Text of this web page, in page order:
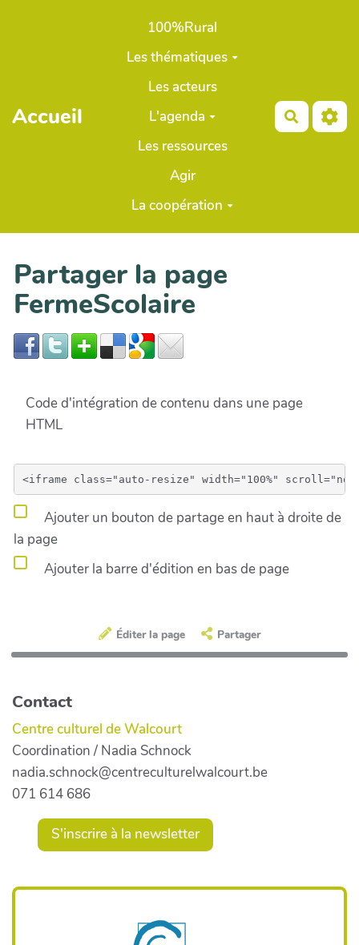
Aller au contenu principal
Accueil
100%Rural
Les thématiques
Les acteurs
L'agenda
Les ressources
Agir
La coopération
Partager la page
FermeScolaire
Code d'intégration de contenu dans une page
HTML
Ajouter un bouton de partage en haut à droite de
la page
Ajouter la barre d'édition en bas de page
Éditer la page Partager
Contact
Centre culturel de Walcourt
Coordination / Nadia Schnock
nadia.schnock@centreculturelwalcourt.be
071 614 686
S'inscrire à la newsletter